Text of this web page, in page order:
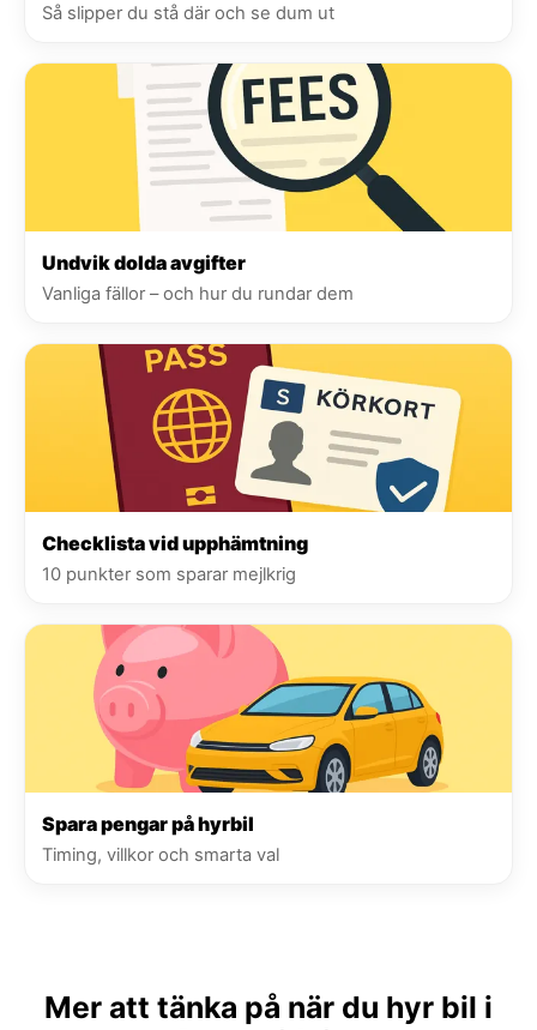
Så slipper du stå där och se dum ut
Undvik dolda avgifter
Vanliga fällor – och hur du rundar dem
Checklista vid upphämtning
10 punkter som sparar mejlkrig
Spara pengar på hyrbil
Timing, villkor och smarta val
Mer att tänka på när du hyr bil i